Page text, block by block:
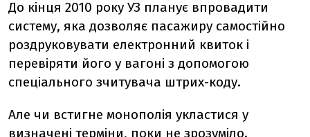
До кінця 2010 року УЗ планує впровадити
систему, яка дозволяє пасажиру самостійно
роздруковувати електронний квиток і
перевіряти його у вагоні з допомогою
спеціального зчитувача штрих-коду.
Але чи встигне монополія укластися у
визначені терміни, поки не зрозуміло.